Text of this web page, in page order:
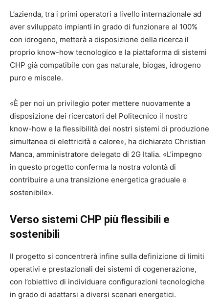
L’azienda, tra i primi operatori a livello internazionale ad
aver sviluppato impianti in grado di funzionare al 100%
con idrogeno, metterà a disposizione della ricerca il
proprio know-how tecnologico e la piattaforma di sistemi
CHP già compatibile con gas naturale, biogas, idrogeno
puro e miscele.
«È per noi un privilegio poter mettere nuovamente a
disposizione dei ricercatori del Politecnico il nostro
know-how e la flessibilità dei nostri sistemi di produzione
simultanea di elettricità e calore», ha dichiarato Christian
Manca, amministratore delegato di 2G Italia. «L’impegno
in questo progetto conferma la nostra volontà di
contribuire a una transizione energetica graduale e
sostenibile».
Verso sistemi CHP più flessibili e
sostenibili
Il progetto si concentrerà infine sulla definizione di limiti
operativi e prestazionali dei sistemi di cogenerazione,
con l’obiettivo di individuare configurazioni tecnologiche
in grado di adattarsi a diversi scenari energetici.